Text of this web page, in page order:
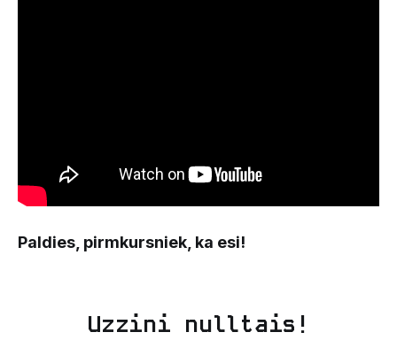
Paldies, pirmkursniek, ka esi!
Uzzini nulltais!